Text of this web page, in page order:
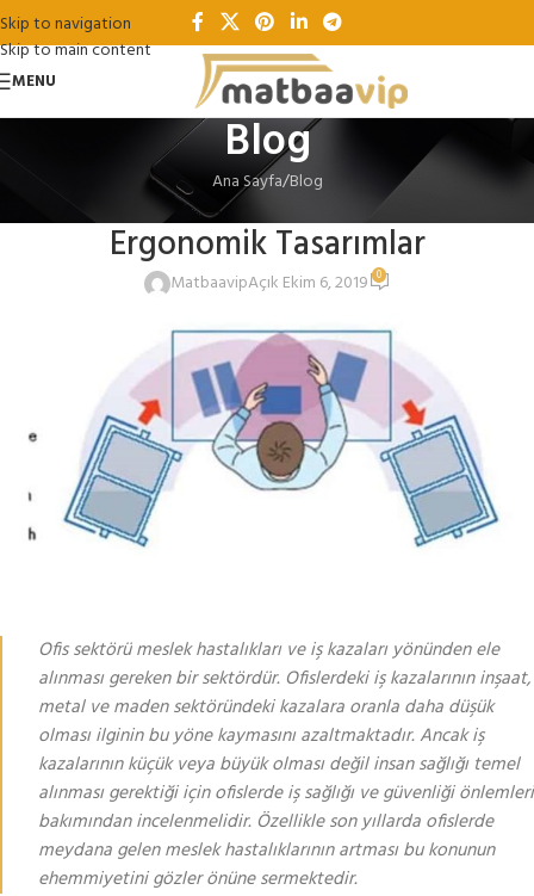
Skip to navigation
Skip to main content
MENU
Blog
Ana Sayfa Blog
Ergonomik Tasarımlar
MatbaavipAçık Ekim 6, 2019 0
Ofis sektörü meslek hastalıkları ve iş kazaları yönünden ele
alınması gereken bir sektördür. Ofislerdeki iş kazalarının inşaat,
metal ve maden sektöründeki kazalara oranla daha düşük
olması ilginin bu yöne kaymasını azaltmaktadır. Ancak iş
kazalarının küçük veya büyük olması değil insan sağlığı temel
alınması gerektiği için ofislerde iş sağlığı ve güvenliği önlemleri
bakımından incelenmelidir. Özellikle son yıllarda ofislerde
meydana gelenmeslek hastalıklarının artması bu konunun
ehemmiyetini gözler önüne sermektedir.